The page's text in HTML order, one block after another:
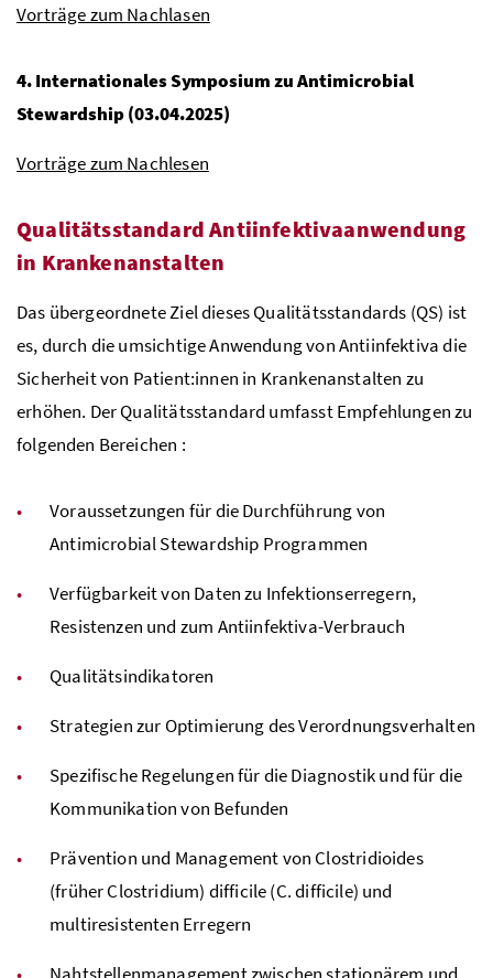
Vorträge zum Nachlasen
4. Internationales Symposium zu Antimicrobial
Stewardship (03.04.2025)
Vorträge zum Nachlesen
Qualitätsstandard Antiinfektivaanwendung
in Krankenanstalten
Das übergeordnete Ziel dieses Qualitätsstandards (QS) ist
es, durch die umsichtige Anwendung von Antiinfektiva die
Sicherheit von Patient:innen in Krankenanstalten zu
erhöhen. Der Qualitätsstandard umfasst Empfehlungen zu
folgenden Bereichen :
Voraussetzungen für die Durchführung von
Antimicrobial Stewardship Programmen
Verfügbarkeit von Daten zu Infektionserregern,
Resistenzen und zum Antiinfektiva-Verbrauch
Qualitätsindikatoren
Strategien zur Optimierung des Verordnungsverhalten
Spezifische Regelungen für die Diagnostik und für die
Kommunikation von Befunden
Prävention und Management von Clostridioides
(früher Clostridium) difficile (C. difficile) und
multiresistenten Erregern
Nahtstellenmanagement zwischen stationärem und